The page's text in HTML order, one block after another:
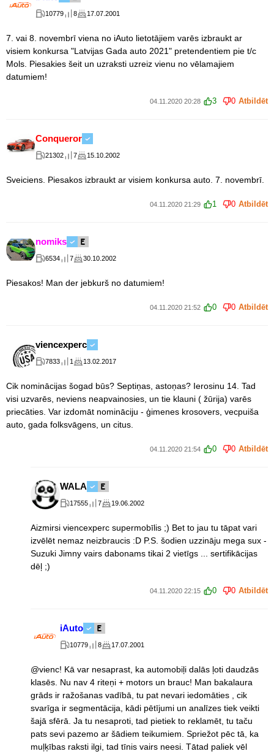
10779 8 17.07.2001
7. vai 8. novembrī viena no iAuto lietotājiem varēs izbraukt ar
visiem konkursa "Latvijas Gada auto 2021" pretendentiem pie t/c
Mols. Piesakies šeit un uzraksti uzreiz vienu no vēlamajiem
datumiem!
04.11.2020 20:28 3 0 Atbildēt
Conqueror
21302 7 15.10.2002
Sveiciens. Piesakos izbraukt ar visiem konkursa auto. 7. novembrī.
04.11.2020 21:29 1 0 Atbildēt
nomiks
6534 7 30.10.2002
Piesakos! Man der jebkurš no datumiem!
04.11.2020 21:52 0 0 Atbildēt
viencexperc
7833 1 13.02.2017
Cik nominācijas šogad būs? Septiņas, astoņas? Ierosinu 14. Tad
visi uzvarēs, neviens neapvainosies, un tie klauni ( žūrija) varēs
priecāties. Var izdomāt nomināciju - ģimenes krosovers, vecpuiša
auto, gada folksvāgens, un citus.
04.11.2020 21:54 0 0 Atbildēt
WALA
17555 7 19.06.2002
Aizmirsi viencexperc supermobīlis ;) Bet to jau tu tāpat vari
izvēlēt nemaz neizbraucis :D P.S. šodien uzzināju mega sux -
Suzuki Jimny vairs dabonams tikai 2 vietīgs ... sertifikācijas
dēļ ;)
04.11.2020 22:15 0 0 Atbildēt
iAuto
10779 8 17.07.2001
@vienc! Kā var nesaprast, ka automobiļi dalās ļoti daudzās
klasēs. Nu nav 4 riteņi + motors un brauc! Man bakalaura
grāds ir ražošanas vadībā, tu pat nevari iedomāties , cik
svarīga ir segmentācija, kādi pētījumi un analīzes tiek veikti
šajā sfērā. Ja tu nesaproti, tad pietiek to reklamēt, tu taču
pats sevi pazemo ar šādiem teikumiem. Spriežot pēc tā, ka
muļķības raksti ilgi, tad tīnis vairs neesi. Tātad paliek vēl